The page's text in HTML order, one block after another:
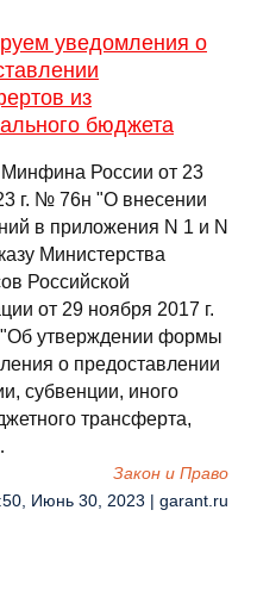
уведомления о
из
бюджета
Минфина России от 23
г. № 76н "О внесении
в приложения N 1 и N
Министерства
Российской
от 29 ноября 2017 г.
"Об утверждении формы
о предоставлении
субвенции, иного
трансферта,
Закон и Право
Июнь 30, 2023 | garant.ru